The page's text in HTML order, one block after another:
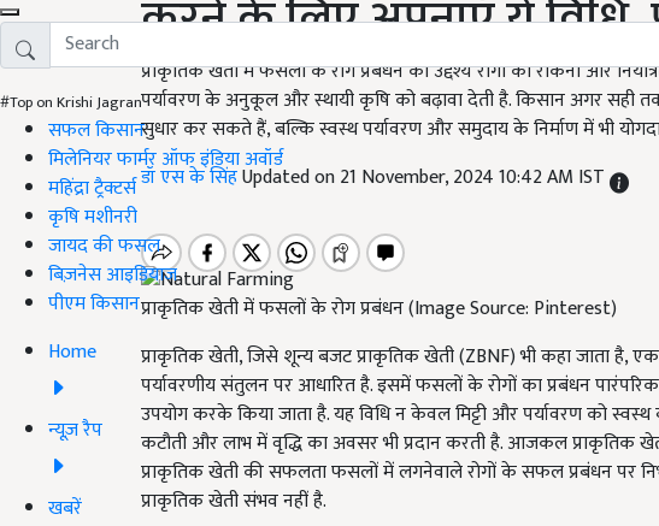
#Top on Krishi Jagran
सफल किसान
मिलेनियर फार्मर ऑफ इंडिया अवॉर्ड
महिंद्रा ट्रैक्टर्स
कृषि मशीनरी
जायद की फसल
बिज़नेस आइडियाज
पीएम किसान
Home
न्यूज़ रैप
खबरें
करने के लिए अपनाएं ये विधि,
प्राकृतिक खेती में फसलों के रोग प्रबंधन का उद्देश्य रोगों को रोकना और
पर्यावरण के अनुकूल और स्थायी कृषि को बढ़ावा देती है. किसान अगर
सुधार कर सकते हैं, बल्कि स्वस्थ पर्यावरण और समुदाय के निर्माण में भी
डॉ एस के सिंहUpdated on 21 November, 2024 10:42 AM IST
प्राकृतिक खेती में फसलों के रोग प्रबंधन (Image Source: Pinterest)
प्राकृतिक खेती, जिसे शून्य बजट प्राकृतिक खेती (ZBNF) भी कहा जाता है,
पर्यावरणीय संतुलन पर आधारित है. इसमें फसलों के रोगों का प्रबंधन
उपयोग करके किया जाता है. यह विधि न केवल मिट्टी और पर्यावरण को
कटौती और लाभ में वृद्धि का अवसर भी प्रदान करती है. आजकल प्राकृतिक
प्राकृतिक खेती की सफलता फसलों में लगनेवाले रोगों के सफल प्रबंधन पर
प्राकृतिक खेती संभव नहीं है.